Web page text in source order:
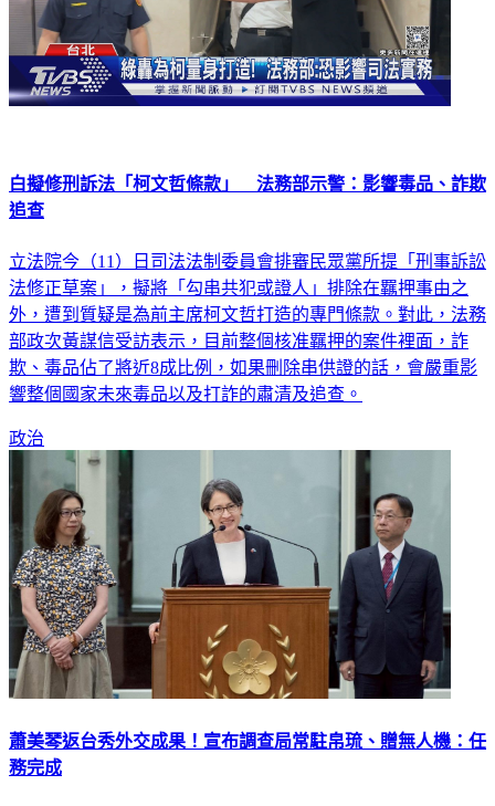
白擬修刑訴法「柯文哲條款」 法務部示警：影響毒品、詐欺
追查
立法院今（11）日司法法制委員會排審民眾黨所提「刑事訴訟
法修正草案」，擬將「勾串共犯或證人」排除在羈押事由之
外，遭到質疑是為前主席柯文哲打造的專門條款。對此，法務
部政次黃謀信受訪表示，目前整個核准羈押的案件裡面，詐
欺、毒品佔了將近8成比例，如果刪除串供證的話，會嚴重影
響整個國家未來毒品以及打詐的肅清及追查。
政治
蕭美琴返台秀外交成果！宣布調查局常駐帛琉、贈無人機：任
務完成